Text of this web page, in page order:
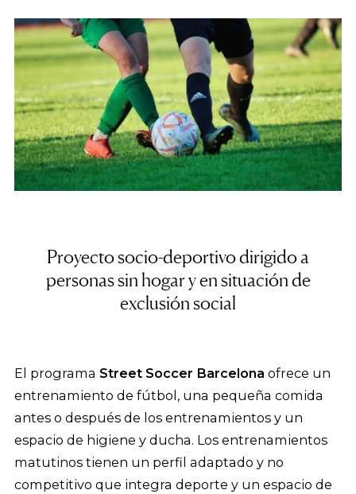
Proyecto socio-deportivo dirigido a
personas sin hogar y en situación de
exclusión social
El programa Street Soccer Barcelona ofrece un
entrenamiento de fútbol, una pequeña comida
antes o después de los entrenamientos y un
espacio de higiene y ducha. Los entrenamientos
matutinos tienen un perfil adaptado y no
competitivo que integra deporte y un espacio de